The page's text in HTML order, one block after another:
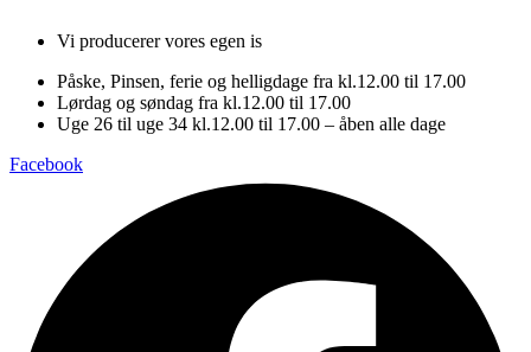
Vi producerer vores egen is
Påske, Pinsen, ferie og helligdage fra kl.12.00 til 17.00
Lørdag og søndag fra kl.12.00 til 17.00
Uge 26 til uge 34 kl.12.00 til 17.00 – åben alle dage
Facebook